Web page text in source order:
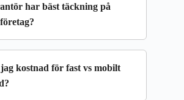
har bäst täckning på
kostnad för fast vs mobilt